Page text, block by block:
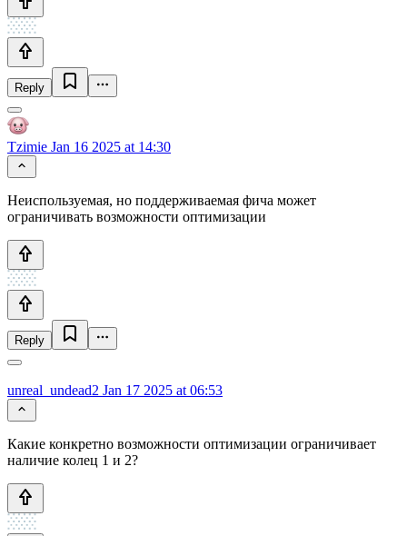
Reply
Tzimie Jan 16 2025 at 14:30
Неиспользуемая, но поддерживаемая фича может
ограничивать возможности оптимизации
Reply
unreal_undead2 Jan 17 2025 at 06:53
Какие конкретно возможности оптимизации ограничивает
наличие колец 1 и 2?